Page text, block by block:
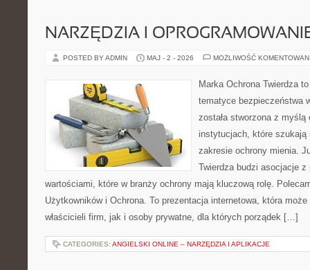
NARZĘDZIA I
POSTED BY ADMIN MAJ - 2 - 2026 MOŻLIWOŚĆ
Marka Ochrona Twierdza
tematyce bezpieczeństwa
została stworzona z
instytucjach, które szukają
zakresie ochrony mienia.
Twierdza budzi asocjacje
wartościami, które w branży ochrony mają kluczową rolę.
Użytkowników i Ochrona. To prezentacja internetowa, która
właścicieli firm, jak i osoby prywatne, dla których porządek […]
CATEGORIES: ANGIELSKI ONLINE – NARZĘDZIA I APLIKACJE